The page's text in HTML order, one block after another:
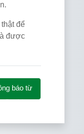
để
được
báo từ